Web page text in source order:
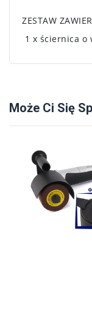
ZESTAW
1 x ściernica o
Może Ci Się